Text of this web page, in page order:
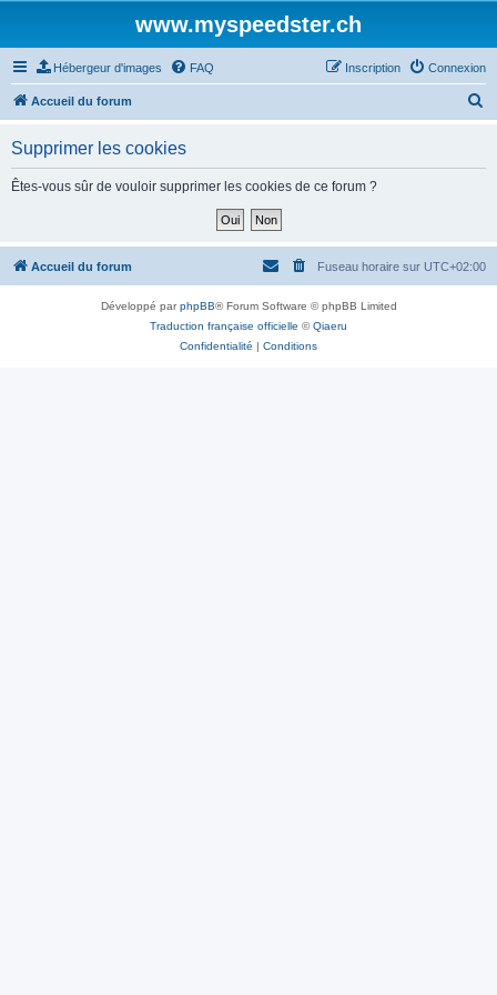
www.myspeedster.ch
Hébergeur d'images FAQ Connexion
Inscription
Accueil du forum
h
Supprimer les cookies
Êtes-vous sûr de vouloir supprimer les cookies de ce forum ?
Accueil du forum Fuseau horaire sur UTC+02:00
Développé parphpBB® Forum Software © phpBB Limited
Traduction française officielle ©Qiaeru
Confidentialité | Conditions